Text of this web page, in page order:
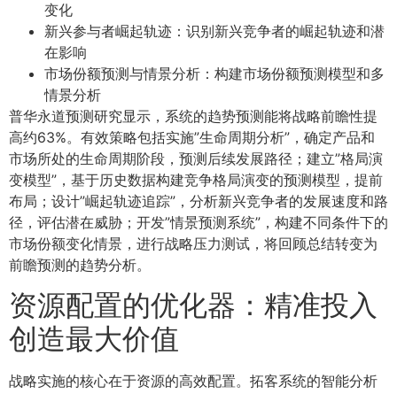
变化
新兴参与者崛起轨迹：识别新兴竞争者的崛起轨迹和潜
在影响
市场份额预测与情景分析：构建市场份额预测模型和多
情景分析
普华永道预测研究显示，系统的趋势预测能将战略前瞻性提
高约63%。有效策略包括实施”生命周期分析”，确定产品和
市场所处的生命周期阶段，预测后续发展路径；建立”格局演
变模型”，基于历史数据构建竞争格局演变的预测模型，提前
布局；设计”崛起轨迹追踪”，分析新兴竞争者的发展速度和路
径，评估潜在威胁；开发”情景预测系统”，构建不同条件下的
市场份额变化情景，进行战略压力测试，将回顾总结转变为
前瞻预测的趋势分析。
资源配置的优化器：精准投入
创造最大价值
战略实施的核心在于资源的高效配置。拓客系统的智能分析